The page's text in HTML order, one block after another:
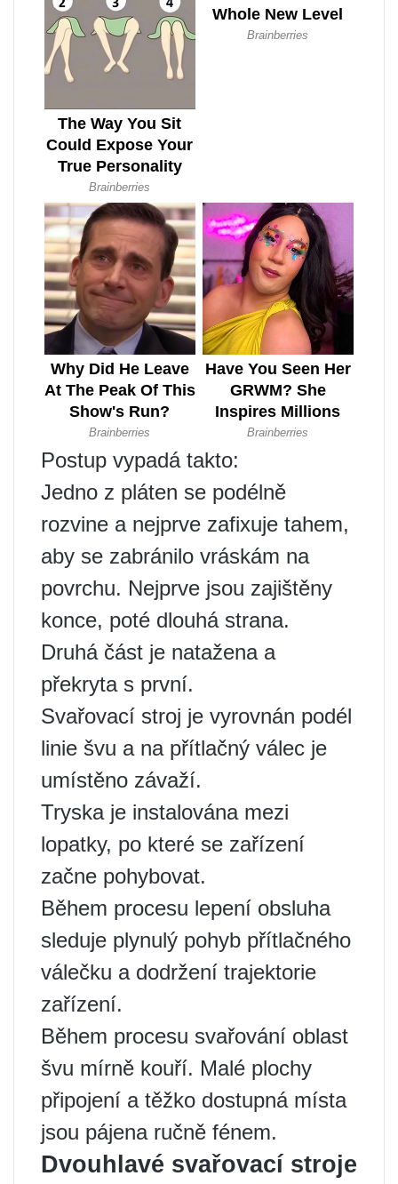
Postup vypadá takto:
Jedno z pláten se podélně
rozvine a nejprve zafixuje tahem,
aby se zabránilo vráskám na
povrchu. Nejprve jsou zajištěny
konce, poté dlouhá strana.
Druhá část je natažena a
překryta s první.
Svařovací stroj je vyrovnán podél
linie švu a na přítlačný válec je
umístěno závaží.
Tryska je instalována mezi
lopatky, po které se zařízení
začne pohybovat.
Během procesu lepení obsluha
sleduje plynulý pohyb přítlačného
válečku a dodržení trajektorie
zařízení.
Během procesu svařování oblast
švu mírně kouří. Malé plochy
připojení a těžko dostupná místa
jsou pájena ručně fénem.
Dvouhlavé svařovací stroje